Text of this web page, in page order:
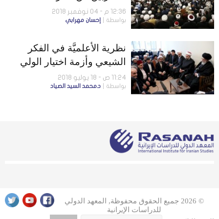
12:36 م - 04 نوفمبر 2018
بواسطة إحسان مهرابي
نظرية الأعلميَّة في الفكر
الشيعي وأزمة اختيار الولي
الفقيه
11:24 ص - 18 يوليو 2018
بواسطة د.محمد السيد الصياد
© 2026 جميع الحقوق محفوظة, المعهد الدولي
للدراسات الإيرانية